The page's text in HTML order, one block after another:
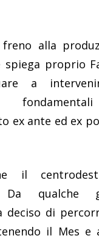
alla
spiega proprio
a
ex ante ed ex
il
Da qualche
deciso di
il Mes e